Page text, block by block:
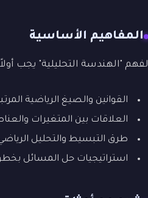
المفاهيم الأساسية
لفهم "الهندسة التحليلية" يجب أولاً
القوانين والصيغ الرياضية
العلاقات بين المتغيرات
طرق التبسيط والتحليل
استراتيجيات حل المسائل